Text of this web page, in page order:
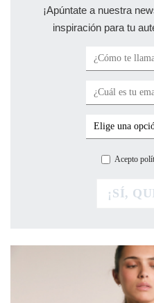
¡Apúntate a nuestra
inspiración para tu
Acepto